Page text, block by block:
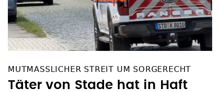
MUTMASSLICHER STREIT UM SORGERECHT
Täter von Stade hat in Haft